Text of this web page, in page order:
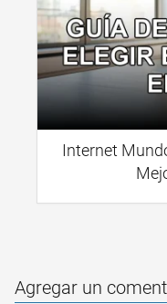
Internet
Agregar un